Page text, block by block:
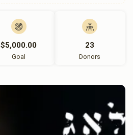
$5,000.00
Goal
23
Donors